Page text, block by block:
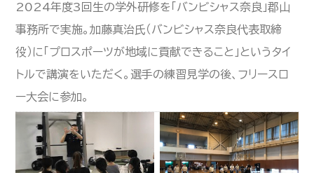
2024年度3回生の学外研修を「バンビシャス奈良」郡山
事務所で実施。加藤真治氏（バンビシャス奈良代表取締
役）に「プロスポーツが地域に貢献できること」というタイ
トルで講演をいただく。選手の練習見学の後、フリースロ
ー大会に参加。